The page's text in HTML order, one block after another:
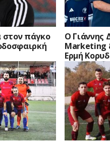
πάγκο
Ο Γιάννης
Marketing
Ερμή